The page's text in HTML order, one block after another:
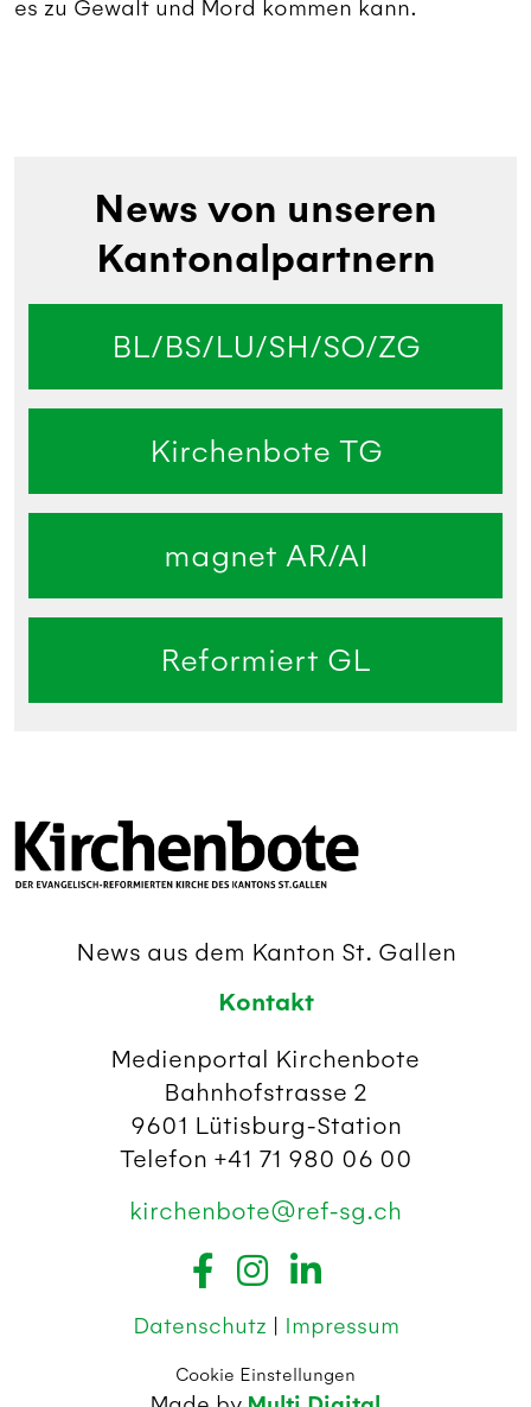
es zu Gewalt und Mord kommen kann.
News von unseren
Kantonalpartnern
BL/BS/LU/SH/SO/ZG
Kirchenbote TG
magnet AR/AI
Reformiert GL
News aus dem Kanton St. Gallen
Kontakt
Medienportal Kirchenbote
Bahnhofstrasse 2
9601 Lütisburg-Station
Telefon +41 71 980 06 00
kirchenbote@ref-sg.ch
Datenschutz | Impressum
Cookie Einstellungen